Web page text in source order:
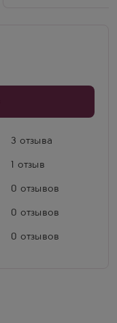
3 отзыва
1 отзыв
0 отзывов
0 отзывов
0 отзывов